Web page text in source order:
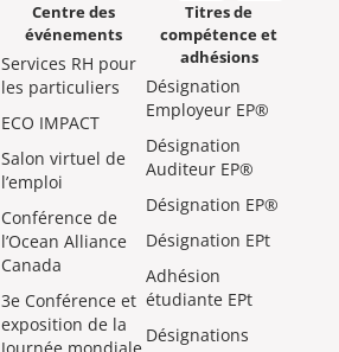
Centre des
événements
Services RH pour
les particuliers
ECO IMPACT
Salon virtuel de
l’emploi
Conférence de
l’Ocean Alliance
Canada
3e Conférence et
exposition de la
Titres de
compétence et
adhésions
Désignation
Employeur EP®
Désignation
Auditeur EP®
Désignation EP®
Désignation EPt
Adhésion
étudiante EPt
Désignations